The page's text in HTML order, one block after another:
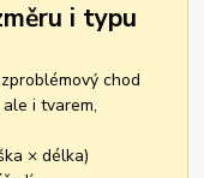
i typu
chod
i tvarem,
× délka)